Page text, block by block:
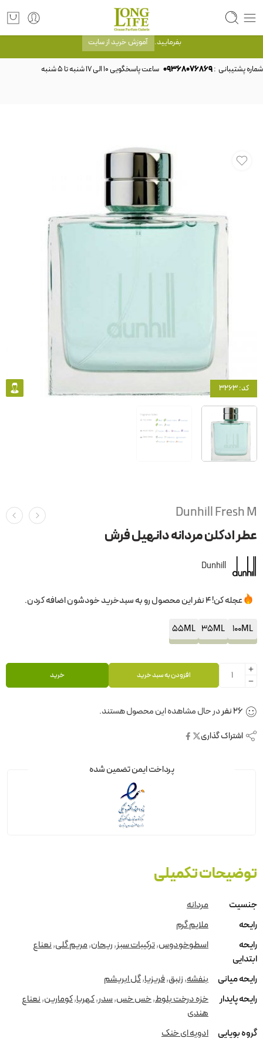
توجه! برند لانگ لایف رایحه های معروف را با شیشه و بسته بندی خود شرکت لانگ لایف
عرضه می کند.که با انتخاب حجم هر ادکلنی می توانید شیشه و بسته بندی را ملاحظه
بفرمایید. آموزش خرید از سایت
شماره پشتیبانی :09368076869
کد: 3263
Dunhill Fresh M
عطر ادکلن مردانه دانهیل فرش
Dunhill
عجله کن! 4 نفر این محصول رو به سبدخرید خودشون اضافه کردن.
100ML
35ML
55ML
افزودن به سبد خرید خرید
26نفردر حال مشاهده این محصول هستند.
اشتراک گذاری
پرداخت ایمن تضمین شده
توضیحات تکمیلی
جنسیت
مردانه
رایحه
ملایم گرم
رایحه
ابتدایی
اسطوخودوس,ترکیبات سبز,ریحان,مریم گلی,نعناع
رایحه میانی بنفشه,زنبق,فریزیا,گل ابریشم
رایحه پایدار
خزه درخت بلوط,خس خس,سدر,کهربا,کومارین,نعناع
هندی
گروه بویایی
ادویه ای خنک